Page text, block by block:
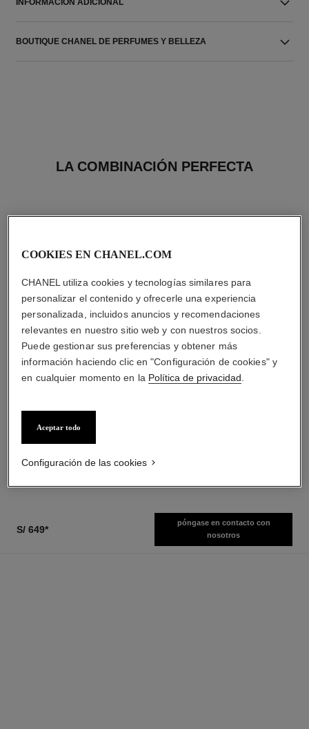
INFORMACIÓN ADICIONAL
BOUTIQUE CHANEL DE PERFUMES Y BELLEZA
LA COMBINACIÓN PERFECTA
Aceite para el Cuerpo
Ref. 116700
s/ 529
S/ 649*
póngase en contacto con
nosotros
COOKIES EN CHANEL.COM
CHANEL utiliza cookies y tecnologías similares para
personalizar el contenido y ofrecerle una experiencia
personalizada, incluidos anuncios y recomendaciones
relevantes en nuestro sitio web y con nuestros socios.
Puede gestionar sus preferencias y obtener más
información haciendo clic en "Configuración de cookies" y
en cualquier momento en la Política de privacidad
Aceptar todo
Configuración de las cookies